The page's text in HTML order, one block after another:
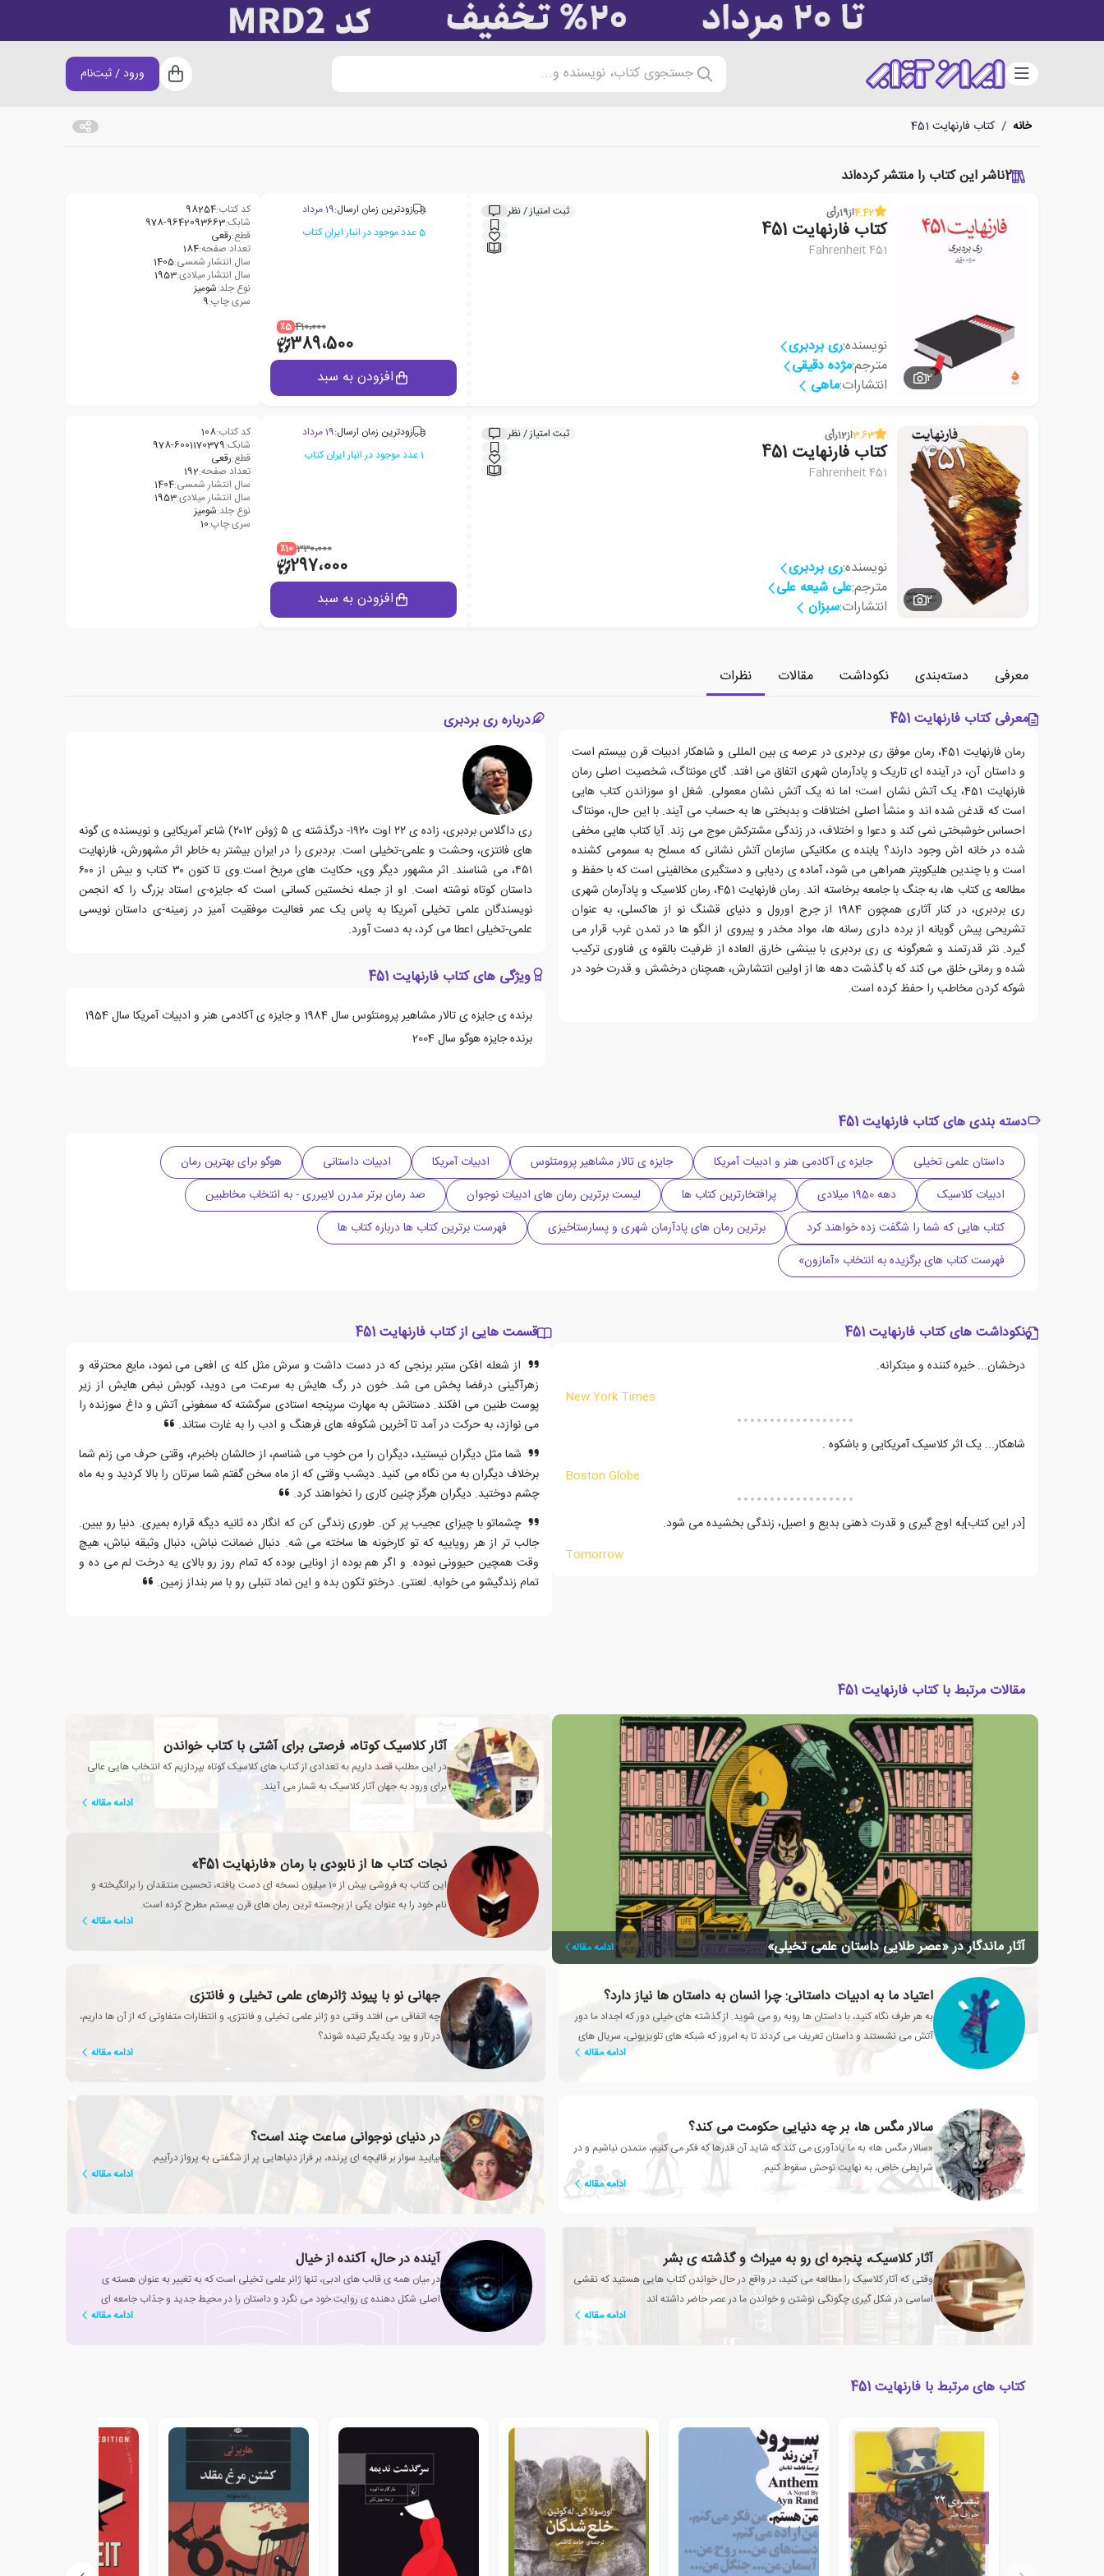
دسته‌بندی جستجوی کتاب، نویسنده و... سبد خرید
ورود / ثبت‌نام
خانه / کتاب فارنهایت 451
2ناشر این کتاب را منتشر کرده‌اند
2
4.42از19رأی ثبت امتیاز / نظر
کتاب فارنهایت 451
Fahrenheit 451
نویسنده:ری بردبری
مترجم:مژده دقیقی
انتشارات:ماهی
زودترین زمان ارسال:19 مرداد
5 عدد موجود در انبار ایران کتاب
410،000 ٪5
389،500
افزودن به سبد
کد کتاب:98254
شابک:978-9642093663
قطع:رقعی
تعداد صفحه:184
سال انتشار شمسی:1405
سال انتشار میلادی:1953
نوع جلد:شومیز
سری چاپ:9
2
3.63از12رأی ثبت امتیاز / نظر
کتاب فارنهایت 451
Fahrenheit 451
نویسنده:ری بردبری
مترجم:علی شیعه علی
انتشارات:سبزان
زودترین زمان ارسال:19 مرداد
1 عدد موجود در انبار ایران کتاب
330،000 ٪10
297،000
افزودن به سبد
کد کتاب:108
شابک:978-6001170379
قطع:رقعی
تعداد صفحه:192
سال انتشار شمسی:1404
سال انتشار میلادی:1953
نوع جلد:شومیز
سری چاپ:10
معرفی دسته‌بندی نکوداشت مقالات
نظرات
معرفی کتاب فارنهایت 451
رمان فارنهایت 451، رمان موفق ری بردبری در عرصه ی بین المللی و شاهکار ادبیات قرن بیستم است
و داستان آن، در آینده ای تاریک و پادآرمان شهری اتفاق می افتد. گای مونتاگ، شخصیت اصلی رمان
فارنهایت 451، یک آتش نشان است؛ اما نه یک آتش نشان معمولی. شغل او سوزاندن کتاب هایی
است که قدغن شده اند و منشأ اصلی اختلافات و بدبختی ها به حساب می آیند. با این حال، مونتاگ
احساس خوشبختی نمی کند و دعوا و اختلاف، در زندگی مشترکش موج می زند. آیا کتاب هایی مخفی
شده در خانه اش وجود دارند؟ یابنده ی مکانیکی سازمان آتش نشانی که مسلح به سمومی کشنده
است و با چندین هلیکوپتر همراهی می شود، آماده ی ردیابی و دستگیری مخالفینی است که با حفظ و
مطالعه ی کتاب ها، به جنگ با جامعه برخاسته اند. رمان فارنهایت 451، رمان کلاسیک و پادآرمان شهری
ری بردبری، در کنار آثاری همچون 1984 از جرج اورول و دنیای قشنگ نو از هاکسلی، به عنوان
تشریحی پیش گویانه از برده داری رسانه ها، مواد مخدر و پیروی از الگو ها در تمدن غرب قرار می
گیرد. نثر قدرتمند و شعرگونه ی ری بردبری با بینشی خارق العاده از ظرفیت بالقوه ی فناوری ترکیب
شده و رمانی خلق می کند که با گذشت دهه ها از اولین انتشارش، همچنان درخشش و قدرت خود در
شوکه کردن مخاطب را حفظ کرده است.
درباره ری بردبری
ری داگلاس بردبری، زاده ی ۲۲ اوت ۱۹۲۰- درگذشته ی ۵ ژوئن ۲۰۱۲) شاعر آمریکایی و نویسنده ی گونه
های فانتزی، وحشت و علمی-تخیلی است. بردبری را در ایران بیشتر به خاطر اثر مشهورش، فارنهایت
۴۵۱، می شناسند. اثر مشهور دیگر وی، حکایت های مریخ است.وی تا کنون ۳۰ کتاب و بیش از ۶۰۰
داستان کوتاه نوشته است. او از جمله نخستین کسانی است که جایزه-ی استاد بزرگ را که انجمن
نویسندگان علمی تخیلی آمریکا به پاس یک عمر فعالیت موفقیت آمیز در زمینه-ی داستان نویسی
علمی-تخیلی اعطا می کرد، به دست آورد.
ویژگی های کتاب فارنهایت 451
برنده ی جایزه ی تالار مشاهیر پرومتئوس سال 1984 و جایزه ی آکادمی هنر و ادبیات آمریکا سال 1954
برنده جایزه هوگو سال 2004
دسته بندی های کتاب فارنهایت 451
داستان علمی تخیلی جایزه ی آکادمی هنر و ادبیات آمریکا جایزه ی تالار مشاهیر پرومتئوس ادبیات آمریکا ادبیات داستانی
هوگو برای بهترین رمان
ادبیات کلاسیک
دهه 1950 میلادی پرافتخارترین کتاب ها لیست برترین رمان های ادبیات نوجوان
صد رمان برتر مدرن لایبرری - به انتخاب مخاطبین
کتاب هایی که شما را شگفت زده خواهند کرد
برترین رمان های پادآرمان شهری و پسارستاخیزی
فهرست برترین کتاب ها درباره کتاب ها
فهرست کتاب های برگزیده به انتخاب «آمازون»
نکوداشت های کتاب فارنهایت 451
درخشان... خیره کننده و مبتکرانه.
New York Times
شاهکار... یک اثر کلاسیک آمریکایی و باشکوه .
Boston Globe
[در این کتاب]به اوج گیری و قدرت ذهنی بدیع و اصیل، زندگی بخشیده می شود.
Tomorrow
قسمت هایی از کتاب فارنهایت 451
از شعله افکن ستبر برنجی که در دست داشت و سرش مثل کله ی افعی می نمود، مایع محترقه و
زهرآگینی درفضا پخش می شد. خون در رگ هایش به سرعت می دوید، کوبش نبض هایش از زیر
پوست طنین می افکند. دستانش به مهارت سرپنجه استادی سرگشته که سمفونی آتش و داغ سوزنده را
می نوازد، به حرکت در آمد تا آخرین شکوفه های فرهنگ و ادب را به غارت ستاند.
شما مثل دیگران نیستید، دیگران را من خوب می شناسم، از حالشان باخبرم، وقتی حرف می زنم شما
برخلاف دیگران به من نگاه می کنید. دیشب وقتی که از ماه سخن گفتم شما سرتان را بالا کردید و به ماه
چشم دوختید. دیگران هرگز چنین کاری را نخواهند کرد.
چشماتو با چیزای عجیب پر کن. طوری زندگی کن که انگار ده ثانیه دیگه قراره بمیری. دنیا رو ببین.
جالب تر از هر رویاییه که تو کارخونه ها ساخته می شه. دنبال ضمانت نباش، دنبال وثیقه نباش، هیچ
وقت همچین حیوونی نبوده. و اگر هم بوده از اونایی بوده که تمام روز رو بالای یه درخت لم می ده و
تمام زندگیشو می خوابه. لعنتی. درختو تکون بده و این نماد تنبلی رو با سر بنداز زمین.
مقالات مرتبط با کتاب فارنهایت 451
آثار ماندگار در «عصر طلایی داستان علمی تخیلی» ادامه مقاله
آثار کلاسیک کوتاه، فرصتی برای آشتی با کتاب خواندن
در این مطلب قصد داریم به تعدادی از کتاب های کلاسیک کوتاه بپردازیم که انتخاب هایی عالی
برای ورود به جهان آثار کلاسیک به شمار می آیند.
ادامه مقاله
نجات کتاب ها از نابودی با رمان «فارنهایت 451»
این کتاب به فروشی بیش از 10 میلیون نسخه ای دست یافته، تحسین منتقدان را برانگیخته و
نام خود را به عنوان یکی از برجسته ترین رمان های قرن بیستم مطرح کرده است.
ادامه مقاله
اعتیاد ما به ادبیات داستانی: چرا انسان به داستان ها نیاز دارد؟
به هر طرف نگاه کنید، با داستان ها روبه رو می شوید. از گذشته های خیلی دور که اجداد ما دور
آتش می نشستند و داستان تعریف می کردند تا به امروز که شبکه های تلویزیونی، سریال های
ادامه مقاله
جهانی نو با پیوند ژانرهای علمی تخیلی و فانتزی
چه اتفاقی می افتد وقتی دو ژانر علمی تخیلی و فانتزی، و انتظارات متفاوتی که از آن ها داریم،
در تار و پود یکدیگر تنیده شوند؟
ادامه مقاله
سالار مگس ها، بر چه دنیایی حکومت می کند؟
«سالار مگس ها» به ما یادآوری می کند که شاید آن قدرها که فکر می کنیم، متمدن نباشیم و در
شرایطی خاص، به نهایت توحش سقوط کنیم.
ادامه مقاله
در دنیای نوجوانی ساعت چند است؟
بیایید سوار بر قالیچه ای پرنده، بر فراز دنیاهایی پر از شگفتی به پرواز درآییم.
ادامه مقاله
آثار کلاسیک، پنجره ای رو به میراث و گذشته ی بشر
وقتی که آثار کلاسیک را مطالعه می کنید، در واقع در حال خواندن کتاب هایی هستید که نقشی
اساسی در شکل گیری چگونگی نوشتن و خواندن ما در عصر حاضر داشته اند
ادامه مقاله
آینده در حال، آکنده از خیال
در میان همه ی قالب های ادبی، تنها ژانر علمی تخیلی است که به تغییر به عنوان هسته ی
اصلی شکل دهنده ی روایت خود می نگرد و داستان را در محیط جدید و جذاب جامعه ای
ادامه مقاله
کتاب های مرتبط با فارنهایت 451